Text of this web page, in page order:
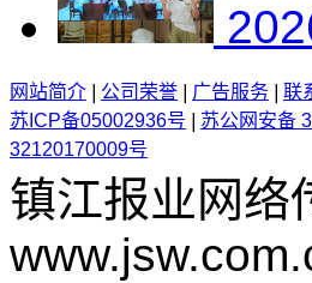
网站简介 公司荣誉 广告服务 联
苏ICP备05002936号
苏公网安备
32120170009号
镇江报业网络